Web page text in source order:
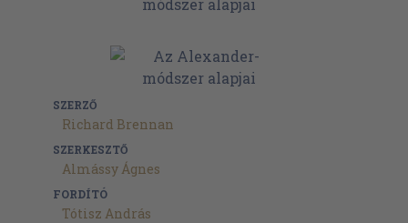
SZERZŐ
Richard Brennan
SZERKESZTŐ
Almássy Ágnes
FORDÍTÓ
Tótisz András